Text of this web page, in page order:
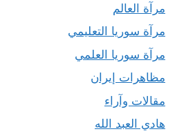
مرآة العالم
مرآة سوريا التعليمي
مرآة سوريا العلمي
مظاهرات إيران
مقالات وآراء
هادي العبد الله